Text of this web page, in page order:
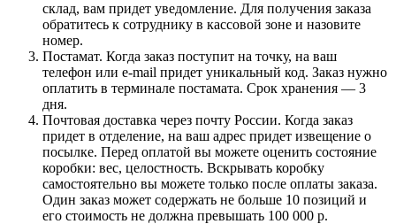
склад, вам придет уведомление. Для получения заказа
обратитесь к сотруднику в кассовой зоне и назовите
номер.
Постамат. Когда заказ поступит на точку, на ваш
телефон или e-mail придет уникальный код. Заказ нужно
оплатить в терминале постамата. Срок хранения — 3
дня.
Почтовая доставка через почту России. Когда заказ
придет в отделение, на ваш адрес придет извещение о
посылке. Перед оплатой вы можете оценить состояние
коробки: вес, целостность. Вскрывать коробку
самостоятельно вы можете только после оплаты заказа.
Один заказ может содержать не больше 10 позиций и
его стоимость не должна превышать 100 000 р.